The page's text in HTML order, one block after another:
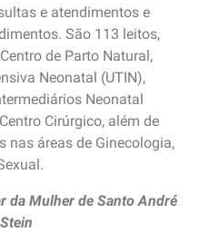
e atendimentos e
São 113 leitos,
de Parto Natural,
Neonatal (UTIN),
Neonatal
Cirúrgico, além de
nas áreas de Ginecologia,
da Mulher de Santo André